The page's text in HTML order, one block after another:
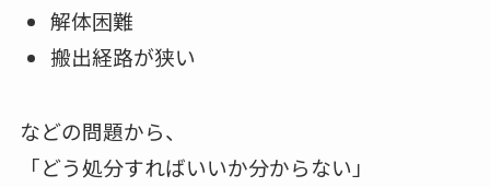
解体困難
搬出経路が狭い
などの問題から、
「どう処分すればいいか分からない」